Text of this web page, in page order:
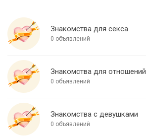
Знакомства для секса
0 объявлений
Знакомства для отношений
0 объявлений
Знакомства с девушками
0 объявлений